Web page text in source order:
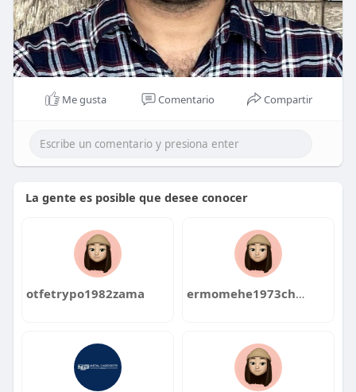
Me gusta Comentario Compartir
La gente es posible que desee conocer
otfetrypo1982zama ermomehe1973chira